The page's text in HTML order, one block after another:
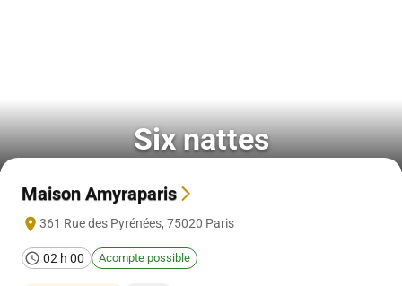
Six nattes
Maison Amyraparis
361 Rue des Pyrénées, 75020 Paris
02 h 00 Acompte possible